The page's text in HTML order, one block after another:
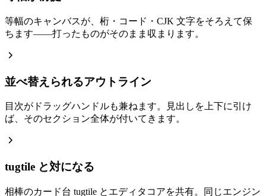
等幅のキャンバスが、桁・コード・CJK 文字をそろえて保
ちます——打ったものがそのまま収まります。
並べ替えられるアウトライン
目次がドラッグハンドルも兼ねます。見出しを上下に引け
ば、そのセクション全体が付いてきます。
tugtile と対になる
相棒のカード台 tugtile とエディタコアを共有。同じエンジン